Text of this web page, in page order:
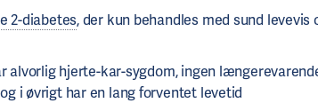
2-diabetes, der kun behandles med sund
alvorlig hjerte-kar-sygdom, ingen
i øvrigt har en lang forventet levetid